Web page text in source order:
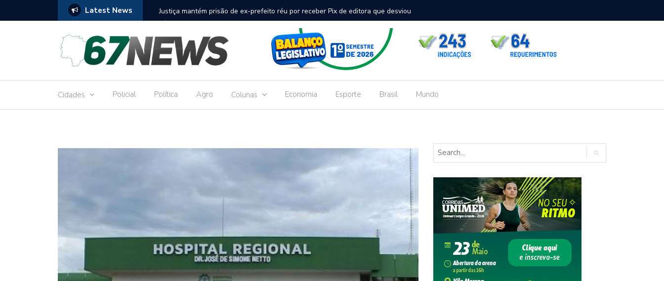
Latest News
réu por receber Pix de editora que desviou
Construção do terminal de passageiros no Aeroporto de Dourados vai custar R$
9,8 milhões
Dourados
Cidades Policial Política Agro Colunas Economia Esporte Brasil Mundo